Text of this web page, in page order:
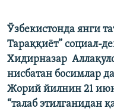
Ўзбекистонда янги
‌Тараққиёт”‌ социал-
Хидирназар
нисбатан босимлар
Жорий йилнин 21
“талаб этилганидан